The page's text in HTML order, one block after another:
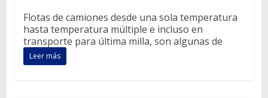
Flotas de camiones desde una sola temperatura
hasta temperatura múltiple e incluso en
transporte para última milla, son algunas de
Leer más